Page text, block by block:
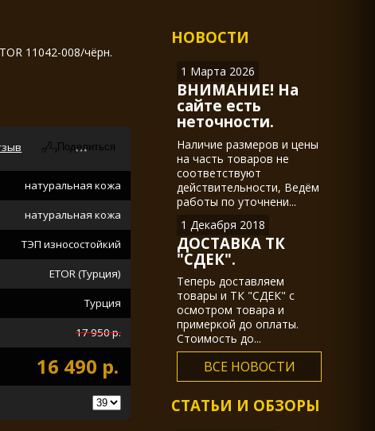
11042-008/чёрн.
натуральная кожа
натуральная кожа
ТЭП износостойкий
ETOR (Турция)
Турция
17 950 р.
16 490 р.
НОВОСТИ
1 Марта 2026
ВНИМАНИЕ! На
сайте есть
неточности.
Наличие размеров и цены
на часть товаров не
соответствуют
действительности, Ведём
работы по уточнени...
1 Декабря 2018
ДОСТАВКА ТК
"СДЕК".
Теперь доставляем
товары и ТК "СДЕК" с
осмотром товара и
примеркой до оплаты.
Стоимость до...
ВСЕ НОВОСТИ
СТАТЬИ И ОБЗОРЫ